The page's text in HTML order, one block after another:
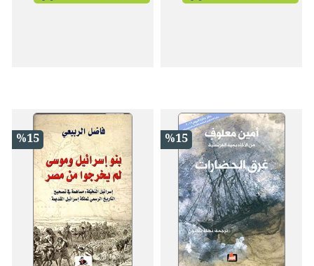
%15
%15